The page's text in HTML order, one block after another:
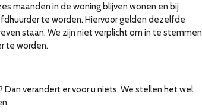
maanden in de woning blijven wonen en bij
te worden. Hiervoor gelden dezelfde
staan. We zijn niet verplicht om in te stemmen
te worden.
verandert er voor u niets. We stellen het wel